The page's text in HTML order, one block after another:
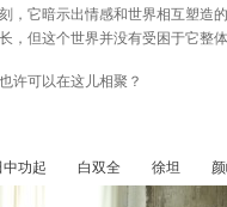
，它暗示出情感和世界相互塑造
，但这个世界并没有受困于它整体
许可以在这儿相聚？
中功起 白双全 徐坦